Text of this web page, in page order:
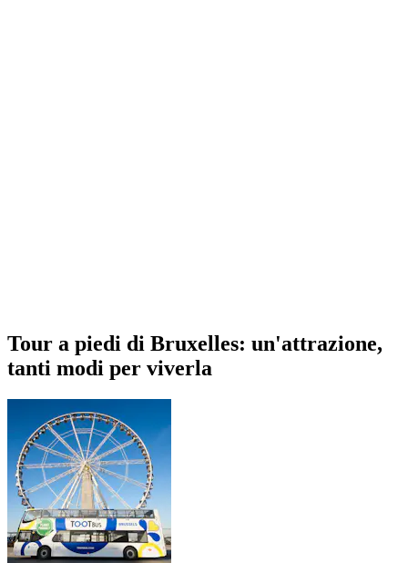
Tour a piedi di Bruxelles: un'attrazione,
tanti modi per viverla